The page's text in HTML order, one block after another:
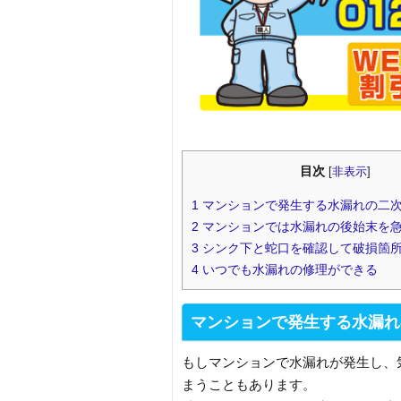
目次 [非表示]
1 マンションで発生する水漏れの二
2 マンションでは水漏れの後始末を
3 シンク下と蛇口を確認して破損箇
4 いつでも水漏れの修理ができる
マンションで発生する水漏
もしマンションで水漏れが発生し
まうこともあります。